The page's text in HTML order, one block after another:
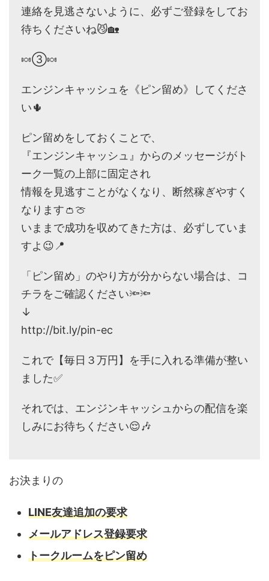
連絡を見逃さないように、必ずご登録をしてお
待ちくださいね😼🏡
🍬③🍬
エンジンキャッシュを《ピン留め》してくださ
い🌵
ピン留めをしておくことで、
『エンジンキャッシュ』からのメッセージがト
ーク一覧の上部に固定され
情報を見逃すことがなくなり、断然稼ぎやすく
なります👛🍈
いままで成功を収めてきた方は、必ずしていま
すよ😉📍
「ピン留め」のやり方が分からない場合は、コ
チラをご確認ください🔦🔦
↓
http://bit.ly/pin-ec
これで【毎日３万円】を手に入れる準備が整い
ました✅
それでは、エンジンキャッシュからの配信を楽
しみにお待ちください😌🎶
お決まりの
LINE友達追加の要求
メールアドレス登録要求
トークルームをピン留め